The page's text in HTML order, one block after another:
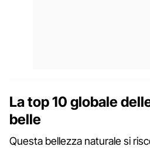
La top 10 globale
belle
Questa bellezza naturale si